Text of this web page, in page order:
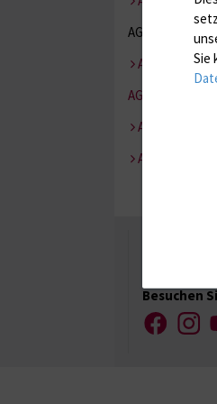
AG
AG
AG
AG
AG Schlaf
Besuchen
Facebook
Sie